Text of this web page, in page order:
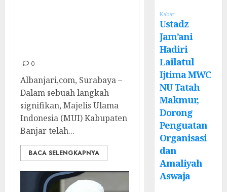
0
Albanjari,com, Surabaya –
Dalam sebuah langkah
signifikan, Majelis Ulama
Indonesia (MUI) Kabupaten
Banjar telah...
BACA SELENGKAPNYA
Kabar
Ustadz
Jam’ani
Hadiri
Lailatul
Ijtima MWC
NU Tatah
Makmur,
Dorong
Penguatan
Organisasi
dan
Amaliyah
Aswaja